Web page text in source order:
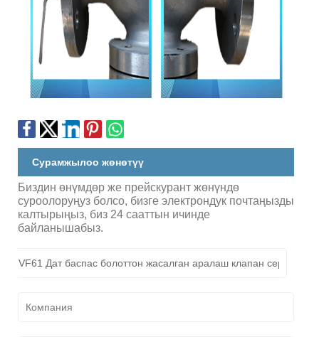
Сурамжылоо жөнөтүү
Биздин өнүмдөр же прейскурант жөнүндө
суроолоруңуз болсо, бизге электрондук почтаңызды
калтырыңыз, биз 24 сааттын ичинде
байланышабыз.